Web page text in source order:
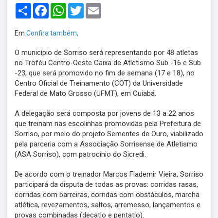
Share FacebookWhatsApp
Twitter
Em Confira também,
O município de Sorriso será representando por 48 atletas
no Troféu Centro-Oeste Caixa de Atletismo Sub -16 e Sub
-23, que será promovido no fim de semana (17 e 18), no
Centro Oficial de Treinamento (COT) da Universidade
Federal de Mato Grosso (UFMT), em Cuiabá.
A delegação será composta por jovens de 13 a 22 anos
que treinam nas escolinhas promovidas pela Prefeitura de
Sorriso, por meio do projeto Sementes de Ouro, viabilizado
pela parceria com a Associação Sorrisense de Atletismo
(ASA Sorriso), com patrocínio do Sicredi.
De acordo com o treinador Marcos Flademir Vieira, Sorriso
participará da disputa de todas as provas: corridas rasas,
corridas com barreiras, corridas com obstáculos, marcha
atlética, revezamentos, saltos, arremesso, lançamentos e
provas combinadas (decatlo e pentatlo).